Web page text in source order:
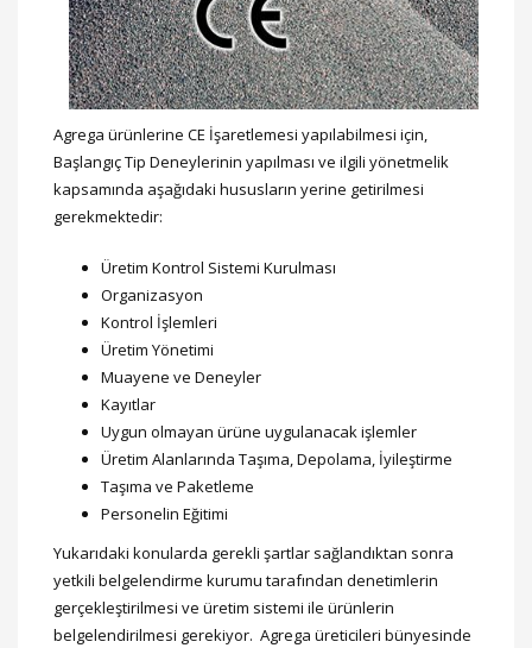
Agrega ürünlerine CE İşaretlemesi yapılabilmesi için,
Başlangıç Tip Deneylerinin yapılması ve ilgili yönetmelik
kapsamında aşağıdaki hususların yerine getirilmesi
gerekmektedir:
Üretim Kontrol Sistemi Kurulması
Organizasyon
Kontrol İşlemleri
Üretim Yönetimi
Muayene ve Deneyler
Kayıtlar
Uygun olmayan ürüne uygulanacak işlemler
Üretim Alanlarında Taşıma, Depolama, İyileştirme
Taşıma ve Paketleme
Personelin Eğitimi
Yukarıdaki konularda gerekli şartlar sağlandıktan sonra
yetkili belgelendirme kurumu tarafından denetimlerin
gerçekleştirilmesi ve üretim sistemi ile ürünlerin
belgelendirilmesi gerekiyor. Agrega üreticileri bünyesinde